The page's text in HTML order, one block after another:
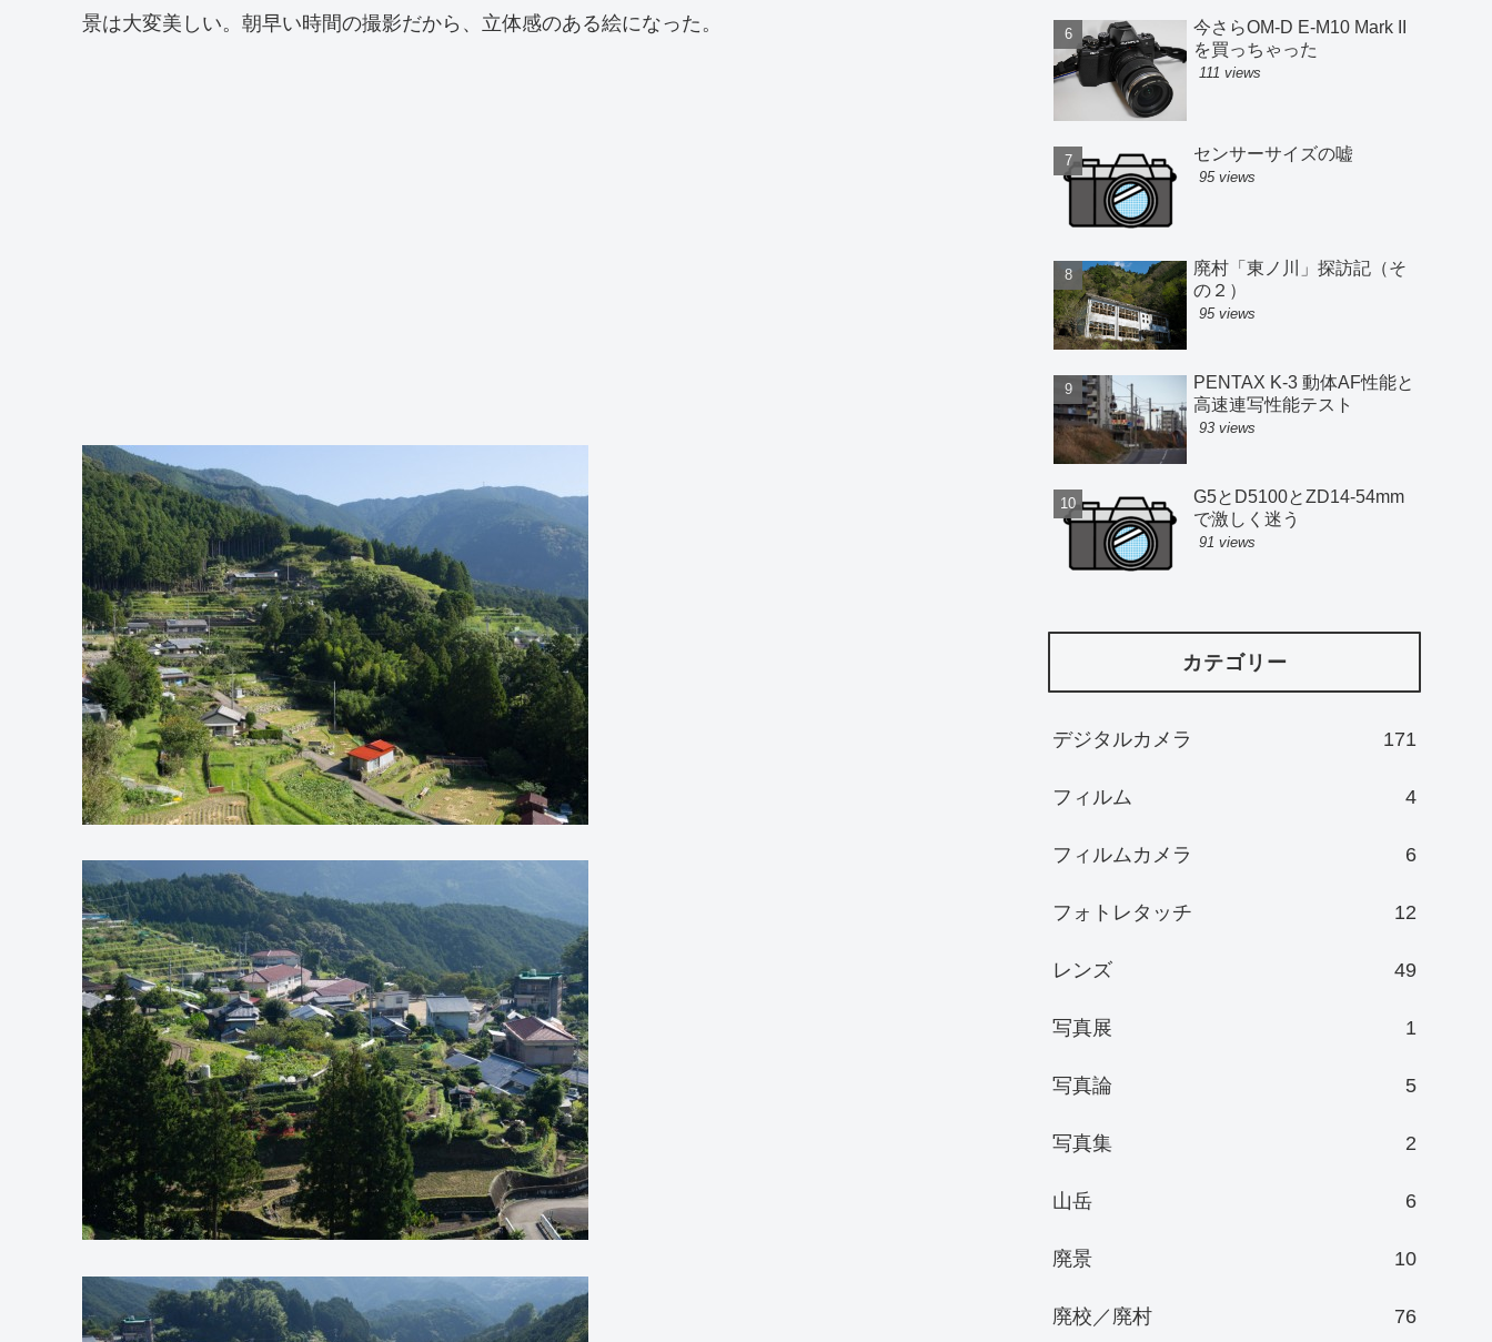
景は大変美しい。朝早い時間の撮影だから、立体感のある絵になった。
今さらOM-D E-M10 Mark II
を買っちゃった
111 views
センサーサイズの嘘
95 views
廃村「東ノ川」探訪記（そ
の２）
95 views
PENTAX K-3 動体AF性能と
高速連写性能テスト
93 views
G5とD5100とZD14-54mm
で激しく迷う
91 views
カテゴリー
デジタルカメラ 171
フィルム 4
フィルムカメラ 6
フォトレタッチ 12
レンズ 49
写真展 1
写真論 5
写真集 2
山岳 6
廃景 10
廃校／廃村 76